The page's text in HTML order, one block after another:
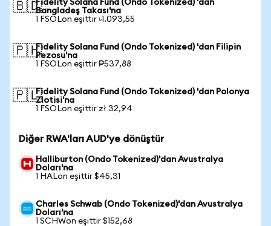
🇧🇩Fidelity Solana Fund (Ondo Tokenized) 'dan
Bangladeş Takası'na
1 FSOLon eşittir ৳1.093,55
🇵🇭Fidelity Solana Fund (Ondo Tokenized) 'dan Filipin
Pezosu'na
1 FSOLon eşittir ₱537,88
🇵🇱Fidelity Solana Fund (Ondo Tokenized) 'dan Polonya
Zlotisi'na
1 FSOLon eşittir zł 32,94
Diğer RWA'ları AUD'ye dönüştür
Halliburton (Ondo Tokenized)'dan Avustralya
Doları'na
1 HALon eşittir $45,31
Charles Schwab (Ondo Tokenized)'dan Avustralya
Doları'na
1 SCHWon eşittir $152,68